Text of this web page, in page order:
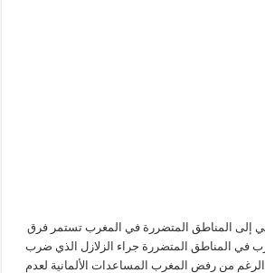
إلى المناطق المتضررة في المغرب تستمر فرق
في المناطق المتضررة جراء الزلازل الذي ضرب
الرغم من رفض المغرب المساعدات الألمانية لعدم